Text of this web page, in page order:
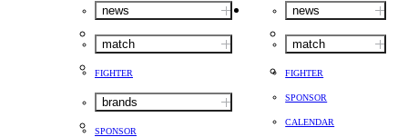
news
match
FIGHTER
brands
SPONSOR
news
match
FIGHTER
SPONSOR
CALENDAR